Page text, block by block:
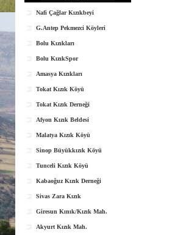
Nafi Çağlar Kızıkbeyi
G.Antep Pekmezci Köyleri
Bolu Kızıkları
Bolu KızıkSpor
Amasya Kızıkları
Tokat Kızık Köyü
Tokat Kızık Derneği
Afyon Kızık Beldesi
Malatya Kızık Köyü
Sinop Büyükkızık Köyü
Tunceli Kızık Köyü
Kabaoğuz Kızık Derneği
Sivas Zara Kızık
Giresun Kınık/Kızık Mah.
Akyurt Kızık Mah.